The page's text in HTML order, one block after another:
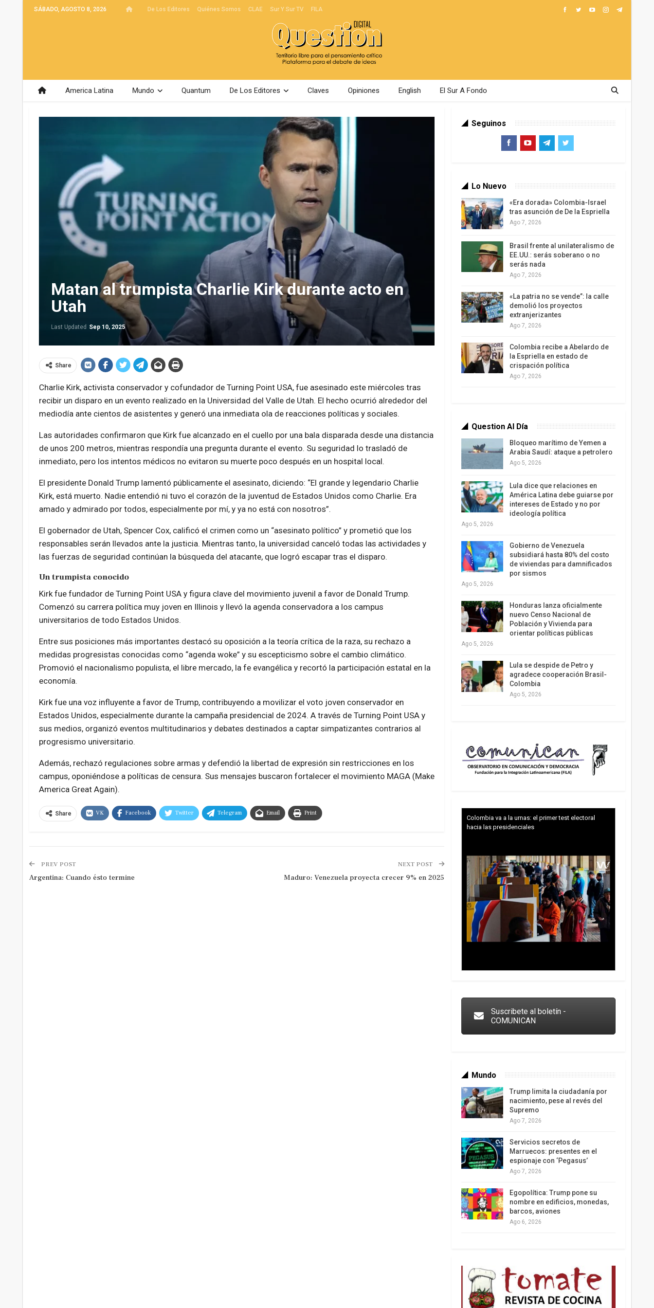
SÁBADO, AGOSTO 8, 2026 De Los Editores Quiénes Somos CLAE Sur Y Sur TV FILA
America Latina Mundo Quantum De Los Editores Claves Opiniones English El Sur A Fondo
Matan al trumpista Charlie Kirk durante acto en
Utah
Last Updated Sep 10, 2025
Share
Charlie Kirk, activista conservador y cofundador de Turning Point USA, fue asesinado este miércoles tras
recibir un disparo en un evento realizado en la Universidad del Valle de Utah. El hecho ocurrió alrededor del
mediodía ante cientos de asistentes y generó una inmediata ola de reacciones políticas y sociales.
Las autoridades confirmaron que Kirk fue alcanzado en el cuello por una bala disparada desde una distancia
de unos 200 metros, mientras respondía una pregunta durante el evento. Su seguridad lo trasladó de
inmediato, pero los intentos médicos no evitaron su muerte poco después en un hospital local.
El presidente Donald Trump lamentó públicamente el asesinato, diciendo: “El grande y legendario Charlie
Kirk, está muerto. Nadie entendió ni tuvo el corazón de la juventud de Estados Unidos como Charlie. Era
amado y admirado por todos, especialmente por mí, y ya no está con nosotros”.
El gobernador de Utah, Spencer Cox, calificó el crimen como un “asesinato político” y prometió que los
responsables serán llevados ante la justicia. Mientras tanto, la universidad canceló todas las actividades y
las fuerzas de seguridad continúan la búsqueda del atacante, que logró escapar tras el disparo.
Un trumpista conocido
Kirk fue fundador de Turning Point USA y figura clave del movimiento juvenil a favor de Donald Trump.
Comenzó su carrera política muy joven en Illinois y llevó la agenda conservadora a los campus
universitarios de todo Estados Unidos.
Entre sus posiciones más importantes destacó su oposición a la teoría crítica de la raza, su rechazo a
medidas progresistas conocidas como “agenda woke” y su escepticismo sobre el cambio climático.
Promovió el nacionalismo populista, el libre mercado, la fe evangélica y recortó la participación estatal en la
economía.
Kirk fue una voz influyente a favor de Trump, contribuyendo a movilizar el voto joven conservador en
Estados Unidos, especialmente durante la campaña presidencial de 2024. A través de Turning Point USA y
sus medios, organizó eventos multitudinarios y debates destinados a captar simpatizantes contrarios al
progresismo universitario.
Además, rechazó regulaciones sobre armas y defendió la libertad de expresión sin restricciones en los
campus, oponiéndose a políticas de censura. Sus mensajes buscaron fortalecer el movimiento MAGA (Make
America Great Again).
Share VK Facebook Twitter Telegram Email Print
PREV POST
Argentina: Cuando ésto termine
NEXT POST
Maduro: Venezuela proyecta crecer 9% en 2025
Seguinos
Lo Nuevo
«Era dorada» Colombia-Israel
tras asunción de De la Espriella
Ago 7, 2026
Brasil frente al unilateralismo de
EE.UU.: serás soberano o no
serás nada
Ago 7, 2026
«La patria no se vende”: la calle
demolió los proyectos
extranjerizantes
Ago 7, 2026
Colombia recibe a Abelardo de
la Espriella en estado de
crispación política
Ago 7, 2026
Question Al Día
Bloqueo marítimo de Yemen a
Arabia Saudí: ataque a petrolero
Ago 5, 2026
Lula dice que relaciones en
América Latina debe guiarse por
intereses de Estado y no por
ideología política
Ago 5, 2026
Gobierno de Venezuela
subsidiará hasta 80% del costo
de viviendas para damnificados
por sismos
Ago 5, 2026
Honduras lanza oficialmente
nuevo Censo Nacional de
Población y Vivienda para
orientar políticas públicas
Ago 5, 2026
Lula se despide de Petro y
agradece cooperación Brasil-
Colombia
Ago 5, 2026
Colombia va a la urnas: el primer test electoral
hacia las presidenciales
Suscribete al boletín -
COMUNICAN
Mundo
Trump limita la ciudadanía por
nacimiento, pese al revés del
Supremo
Ago 7, 2026
Servicios secretos de
Marruecos: presentes en el
espionaje con ‘Pegasus’
Ago 7, 2026
Egopolítica: Trump pone su
nombre en edificios, monedas,
barcos, aviones
Ago 6, 2026